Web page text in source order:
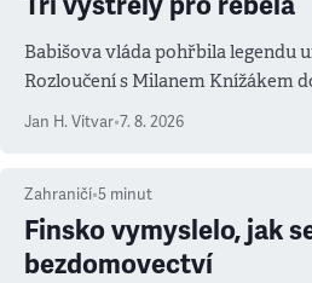
Babišova vláda pohřbila legendu
Rozloučení s Milanem Knížákem
salvy i kritika pokrokářů
Jan H. Vitvar•7. 8. 2026
Zahraničí•5 minut
Finsko vymyslelo, jak
bezdomovectví